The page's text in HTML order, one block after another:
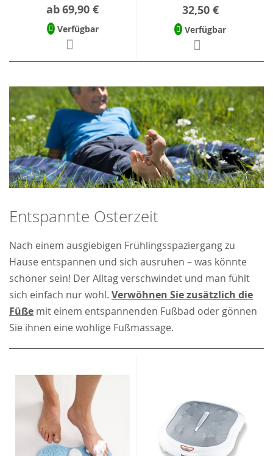
ab69,90 €
Verfügbar
32,50 €
Verfügbar
Entspannte Osterzeit
Nach einem ausgiebigen Frühlingsspaziergang zu
Hause entspannen und sich ausruhen – was könnte
schöner sein! Der Alltag verschwindet und man fühlt
sich einfach nur wohl. Verwöhnen Sie zusätzlich die
Füße mit einem entspannenden Fußbad oder gönnen
Sie ihnen eine wohlige Fußmassage.